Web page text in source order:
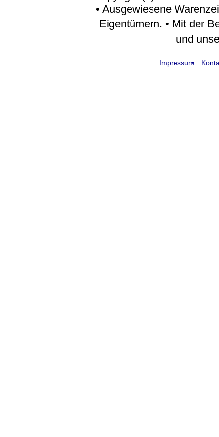
• Ausgewiesene
Eigentümern. • Mit der
und
Impressum